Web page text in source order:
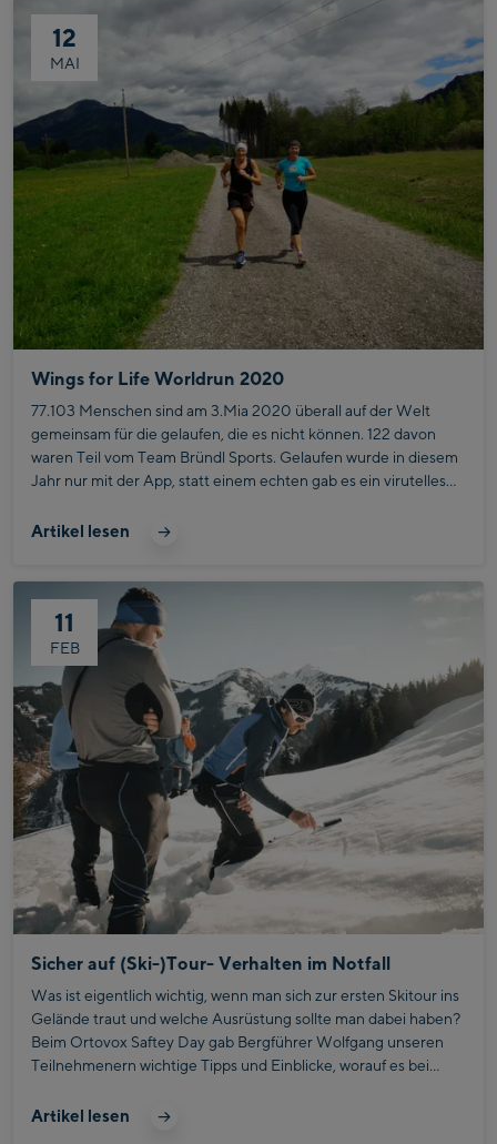
Warum? Oberstes Ziel ist es,
Emissionen zu reduzieren
überhaupt
zu vermeiden.
können,
12
MAI
Wings for Life Worldrun 2020
77.103 Menschen sind am 3.Mia 2020 überall auf der Welt
gemeinsam für die gelaufen, die es nicht können. 122 davon
waren Teil vom Team Bründl Sports. Gelaufen wurde in diesem
Jahr nur mit der App, statt einem echten gab es ein virutelles
versuchte.
Artikel lesen
11
FEB
Sicher auf (Ski-)Tour- Verhalten im Notfall
Was ist eigentlich wichtig, wenn man sich zur ersten Skitour ins
Gelände traut und welche Ausrüstung sollte man dabei haben?
Beim Ortovox Saftey Day gab Bergführer Wolfgang unseren
Teilnehmenern wichtige Tipps und Einblicke, worauf es bei
verhält.
Artikel lesen